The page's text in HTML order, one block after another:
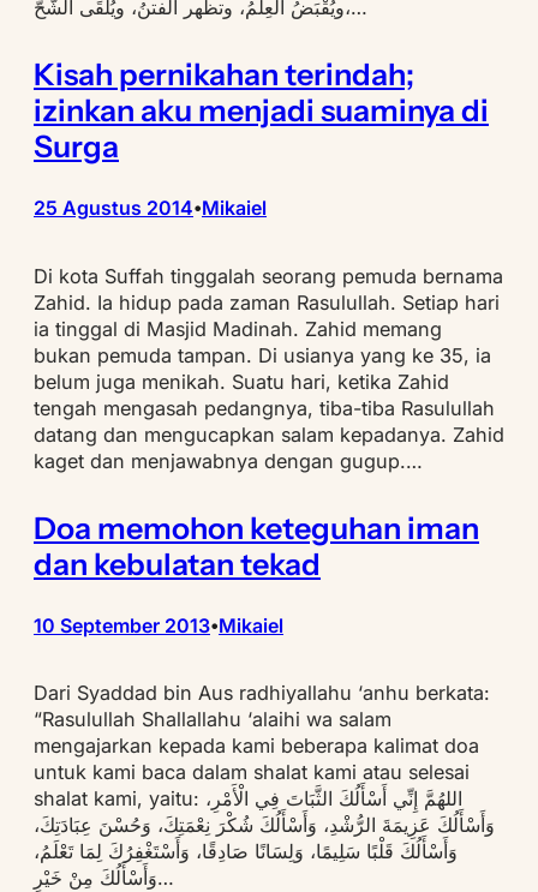
ويُقْبَضُ العِلمُ، وتظهر الفتنُ، ويُلْقَى الشُّحُّ،…
Kisah pernikahan terindah;
izinkan aku menjadi suaminya di
Surga
25 Agustus 2014•Mikaiel
Di kota Suffah tinggalah seorang pemuda bernama
Zahid. Ia hidup pada zaman Rasulullah. Setiap hari
ia tinggal di Masjid Madinah. Zahid memang
bukan pemuda tampan. Di usianya yang ke 35, ia
belum juga menikah. Suatu hari, ketika Zahid
tengah mengasah pedangnya, tiba-tiba Rasulullah
datang dan mengucapkan salam kepadanya. Zahid
kaget dan menjawabnya dengan gugup.…
Doa memohon keteguhan iman
dan kebulatan tekad
10 September 2013•Mikaiel
Dari Syaddad bin Aus radhiyallahu ‘anhu berkata:
“Rasulullah Shallallahu ‘alaihi wa salam
mengajarkan kepada kami beberapa kalimat doa
untuk kami baca dalam shalat kami atau selesai
shalat kami, yaitu: اللهُمَّ إِنِّي أَسْأَلُكَ الثَّبَاتَ فِي الْأَمْرِ،
وَأَسْأَلُكَ عَزِيمَةَ الرُّشْدِ، وَأَسْأَلُكَ شُكْرَ نِعْمَتِكَ، وَحُسْنَ عِبَادَتِكَ،
وَأَسْأَلُكَ قَلْبًا سَلِيمًا، وَلِسَانًا صَادِقًا، وَأَسْتَغْفِرُكَ لِمَا تَعْلَمُ،
وَأَسْأَلُكَ مِنْ خَيْرِ…